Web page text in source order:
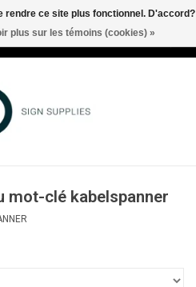
mot-clé kabelspanner
rendre ce site plus fonctionnel. D'accord?
plus sur les témoins (cookies) »